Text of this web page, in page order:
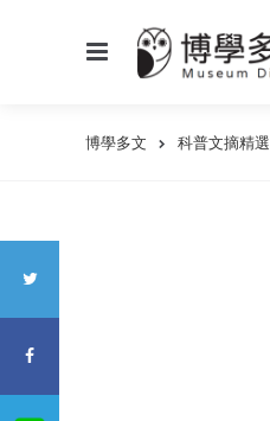
博學多文 科普文摘精選